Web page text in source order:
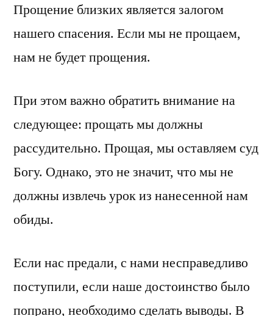
Прощение близких является залогом
нашего спасения. Если мы не прощаем,
нам не будет прощения.
При этом важно обратить внимание на
следующее: прощать мы должны
рассудительно. Прощая, мы оставляем суд
Богу. Однако, это не значит, что мы не
должны извлечь урок из нанесенной нам
обиды.
Если нас предали, с нами несправедливо
поступили, если наше достоинство было
попрано, необходимо сделать выводы. В